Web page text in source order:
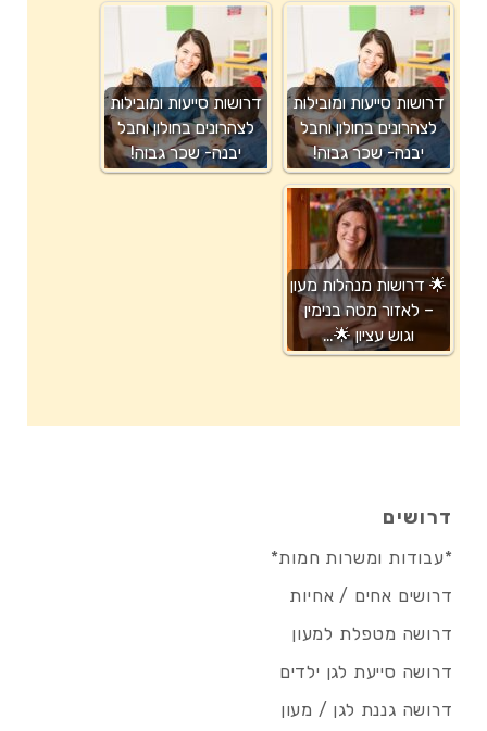
דרושות סייעות ומובילות
לצהרונים בחולון וחבל
יבנה- שכר גבוה!
דרושות סייעות ומובילות
לצהרונים בחולון וחבל
יבנה- שכר גבוה!
🌟 דרושות מנהלות מעון
– לאזור מטה בנימין
וגוש עציון 🌟…
דרושים
*עבודות ומשרות חמות*
דרושים אחים / אחיות
דרושה מטפלת למעון
דרושה סייעת לגן ילדים
דרושה גננת לגן / מעון